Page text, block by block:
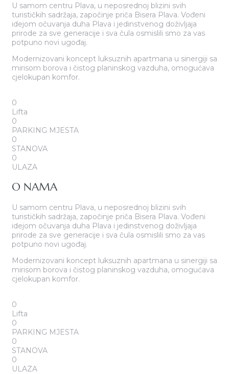
U samom centru Plava, u neposrednoj blizini svih
turističkih sadržaja, započinje priča Bisera Plava. Vođeni
idejom očuvanja duha Plava i jedinstvenog doživljaja
prirode za sve generacije i sva čula osmislili smo za vas
potpuno novi ugođaj.
Modernizovani koncept luksuznih apartmana u sinergiji sa
mirisom borova i čistog planinskog vazduha, omogućava
cjelokupan komfor.
0
Lifta
0
PARKING MJESTA
0
STANOVA
0
ULAZA
O NAMA
U samom centru Plava, u neposrednoj blizini svih
turističkih sadržaja, započinje priča Bisera Plava. Vođeni
idejom očuvanja duha Plava i jedinstvenog doživljaja
prirode za sve generacije i sva čula osmislili smo za vas
potpuno novi ugođaj.
Modernizovani koncept luksuznih apartmana u sinergiji sa
mirisom borova i čistog planinskog vazduha, omogućava
cjelokupan komfor.
0
Lifta
0
PARKING MJESTA
0
STANOVA
0
ULAZA